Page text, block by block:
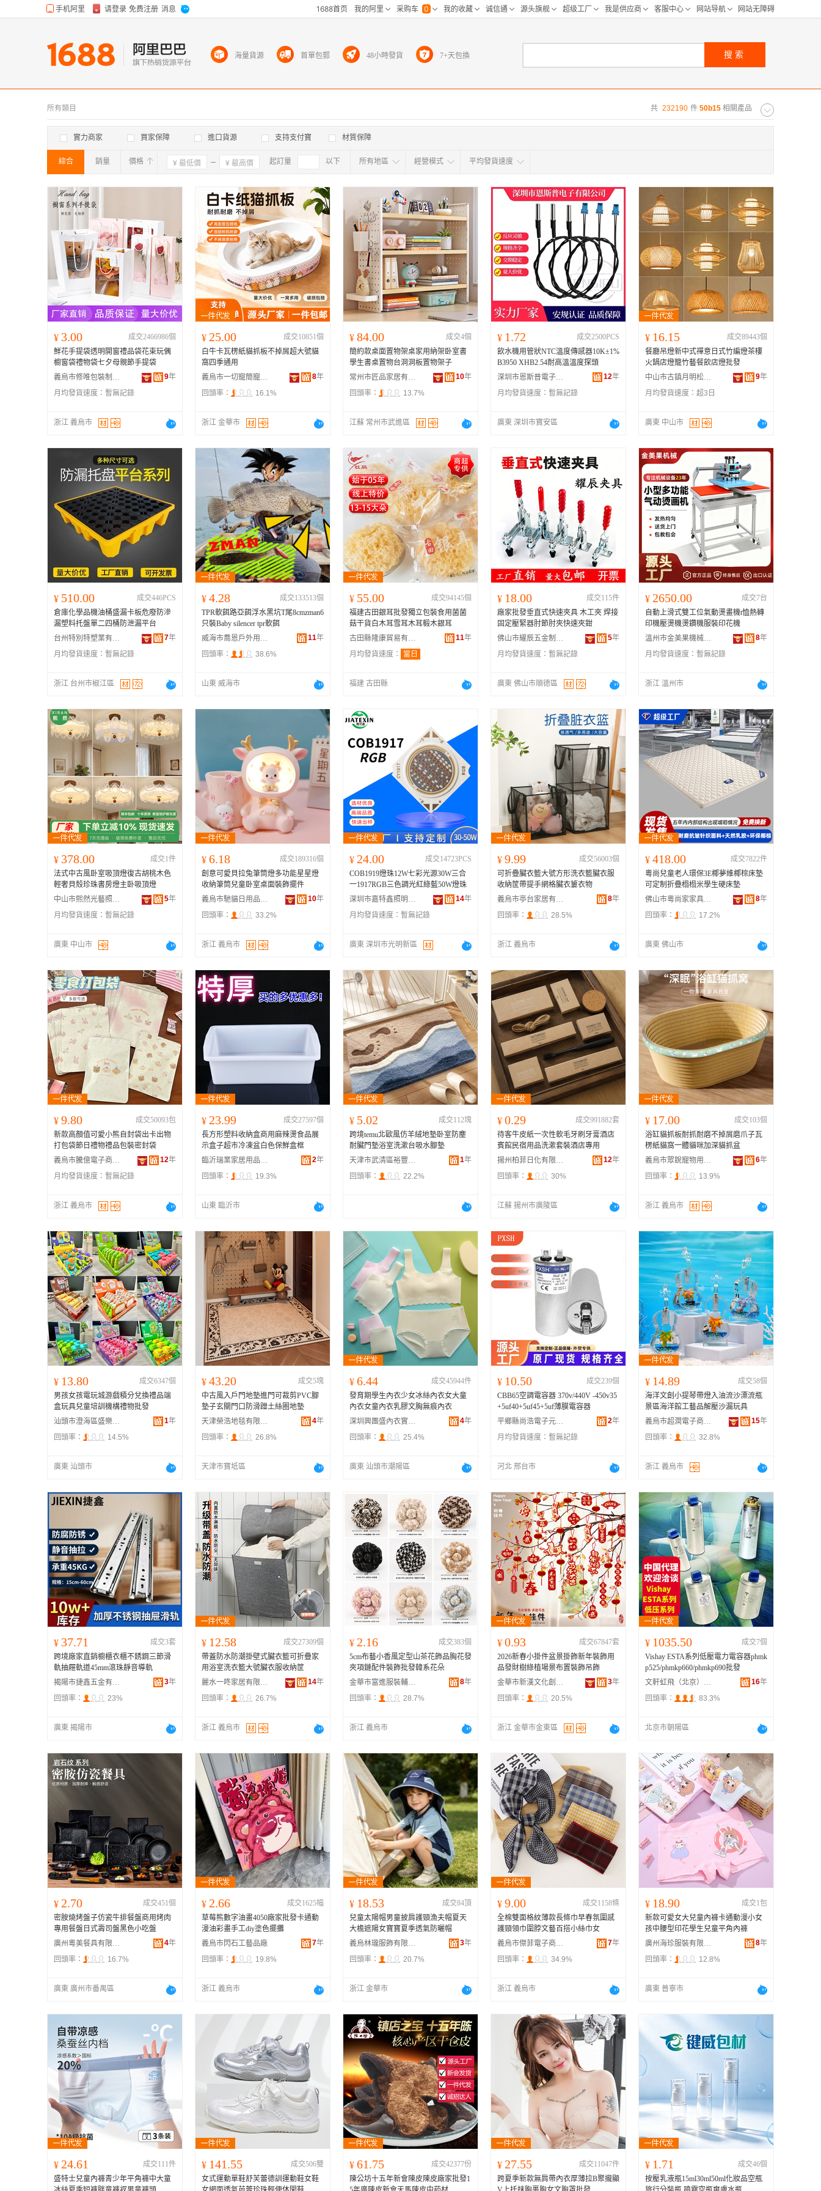
共 232190 件 50b15 相關產品
所有類目
實力商家 買家保障 進口貨源 支持支付寶 材質保障
綜合 銷量 價格 確定 起訂量 以下
確定 所有地區
所有地区 采购距离:
江浙沪 华东区 华中区 华北区
海外 北京 天津 重庆
广东 浙江 山东 河北
河南 福建 辽宁 安徽 广西
山西 海南 内蒙古 吉林 黑龙江
青海
贵州 西藏 澳门 台湾
經營模式 平均發貨速度
¥ 3.00
成交2466986個
鮮花手提袋透明開窗禮品袋花束玩偶
櫥窗袋禮物袋七夕母親節手提袋
義烏市修唯包裝制品有限公司
9年
月均發貨速度： 暫無記錄
浙江 義烏市
¥ 25.00
成交10851個
白牛卡瓦楞紙貓抓板不掉屑超大號貓
窩四季通用
義烏市一切寵簡寵物用品有限公司
8年
回頭率：
16.1%
浙江 金華市
¥ 84.00
成交4個
簡約款桌面置物架桌家用納架卧室書
學生書桌置物台洞洞板置物架子
常州市匠品家居有限公司
10年
回頭率：
13.7%
江蘇 常州市武進區
¥ 1.72
成交2500PCS
飲水機用管狀NTC溫度傳感器10K±1%
B3950 XHB2.54耐高溫溫度探頭
深圳市恩斯普電子有限公司
12年
月均發貨速度： 暫無記錄
廣東 深圳市寶安區
¥ 16.15
成交89443個
餐廳吊燈新中式禪意日式竹編燈茶樓
火鍋店燈籠竹藝餐飲店燈批發
中山市古鎮月明松燈飾門市部
9年
月均發貨速度： 超3日
廣東 中山市
¥ 510.00
成交446PCS
倉庫化學品機油桶盛漏卡板危廢防滲
漏塑料托盤單二四桶防泄漏平台
台州特別特塑業有限公司
7年
月均發貨速度： 暫無記錄
浙江 台州市椒江區
¥ 4.28
成交133513個
TPR軟餌路亞餌浮水黑坑T尾8cmzman6
只裝Baby silencer tpr軟餌
威海市喬恩戶外用品有限公司
11年
回頭率：
38.6%
山東 威海市
¥ 55.00
成交94145個
福建古田銀耳批發獨立包裝食用菌菌
菇干貨白木耳雪耳木耳椴木銀耳
古田縣隆康貿易有限公司
11年
月均發貨速度：
當日
福建 古田縣
¥ 18.00
成交115件
廠家批發垂直式快速夾具 木工夾 焊接
固定壓緊器肘節肘夾快速夾鉗
佛山市耀辰五金制品有限公司
5年
月均發貨速度： 暫無記錄
廣東 佛山市順德區
¥ 2650.00
成交7台
自動上滑式雙工位氣動燙畫機t恤熱轉
印機壓燙機燙鑽機服裝印花機
溫州市金美果機械有限公司
8年
月均發貨速度： 暫無記錄
浙江 溫州市
¥ 378.00
成交1件
法式中古風卧室吸頂燈復古胡桃木色
輕奢貝殼珍珠書房燈主卧吸頂燈
中山市熙然光藝照明有限公司
5年
月均發貨速度： 暫無記錄
廣東 中山市
¥ 6.18
成交189316個
創意可愛貝拉兔筆筒燈多功能星星燈
收納筆筒兒童卧室桌面裝飾擺件
義烏市馳貓日用品有限公司
10年
回頭率：
33.2%
浙江 義烏市
¥ 24.00
成交14723PCS
COB1919燈珠12W七彩光源30W三合
一1917RGB三色調光紅綠藍50W燈珠
深圳市嘉特鑫照明有限公司
14年
月均發貨速度： 暫無記錄
廣東 深圳市光明新區
¥ 9.99
成交56003個
可折疊臟衣籃大號方形洗衣籃臟衣服
收納筐帶提手網格臟衣簍衣物
義烏市亭台家居有限公司
8年
回頭率：
28.5%
浙江 義烏市
¥ 418.00
成交7822件
粵尚兒童老人環保3E椰夢維椰棕床墊
可定制折疊榻榻米學生硬床墊
佛山市粵尚家家具有限公司
8年
回頭率：
17.2%
廣東 佛山市
¥ 9.80
成交50093包
新款高顏值可愛小熊自封袋出卡出物
打包袋節日禮物禮品包裝密封袋
義烏市騰億電子商務有限公司
12年
月均發貨速度： 暫無記錄
浙江 義烏市
¥ 23.99
成交27597個
長方形塑料收納盒商用麻辣燙食品展
示盒子超市冷凍盆白色保鮮盒框
臨沂瑞業家居用品有限公司
2年
回頭率：
19.3%
山東 臨沂市
¥ 5.02
成交112塊
跨境temu北歐風仿羊絨地墊卧室防塵
耐臟門墊浴室洗漱台吸水腳墊
天津市武清區裕豐久盈地毯廠
1年
回頭率：
22.2%
¥ 0.29
成交991882套
待客牛皮紙一次性軟毛牙刷牙膏酒店
賓館民宿用品洗漱套裝酒店專用
揚州柏菲日化有限公司
12年
回頭率：
30%
江蘇 揚州市廣陵區
¥ 17.00
成交103個
浴缸貓抓板耐抓耐磨不掉屑磨爪子瓦
楞紙貓窩一體貓咪加深貓抓盆
義烏市眾銳寵物用品有限公司
6年
回頭率：
13.9%
浙江 義烏市
¥ 13.80
成交6347個
男孩女孩電玩城游戲積分兌換禮品端
盒玩具兒童培訓機構禮物批發
汕頭市澄海區盛樂星貿易商行
1年
回頭率：
14.5%
廣東 汕頭市
¥ 43.20
成交5塊
中古風入戶門地墊進門可裁剪PVC腳
墊子玄關門口防滑蹭土絲圈地墊
天津榮浩地毯有限公司
4年
回頭率：
26.8%
天津市寶坻區
¥ 6.44
成交45944件
發育期學生內衣少女冰絲內衣女大童
內衣女童內衣乳膠文胸無痕內衣
深圳興團盛內衣實業有限公司
4年
回頭率：
25.4%
廣東 汕頭市潮陽區
¥ 10.50
成交239個
CBB65空調電容器 370v/440V -450v35
+5uf40+5uf45+5uf薄膜電容器
平鄉縣尚浩電子元器件廠
2年
月均發貨速度： 暫無記錄
河北 邢台市
¥ 14.89
成交58個
海洋文創小提琴帶燈入油流沙漂流瓶
景區海洋館工藝品解壓沙漏玩具
義烏市超潤電子商務有限公司
15年
回頭率：
32.8%
浙江 義烏市
¥ 37.71
成交3套
跨境廠家直銷櫥櫃衣櫃不銹鋼三節滑
軌抽屜軌道45mm滾珠靜音導軌
揭陽市捷鑫五金有限公司
3年
回頭率：
23%
廣東 揭陽市
¥ 12.58
成交27309個
帶蓋防水防潮掛壁式臟衣籃可折疊家
用浴室洗衣籃大號臟衣服收納筐
麗水一咚家居有限公司
14年
回頭率：
26.7%
浙江 義烏市
¥ 2.16
成交383個
5cm布藝小香風定型山茶花飾品胸花發
夾項鏈配件裝飾批發韓系花朵
金華市富進服裝輔料有限公司
8年
回頭率：
28.7%
浙江 義烏市
¥ 0.93
成交67847套
2026新春小掛件盆景掛飾新年裝飾用
品發財樹綠植場景布置裝飾吊飾
金華市新漢文化創意有限公司
3年
回頭率：
20.5%
浙江 金華市金東區
¥ 1035.50
成交7個
Vishay ESTA系列低壓電力電容器phmk
p525/phmkp660/phmkp690批發
文軒虹飛（北京）科技有限公司
16年
回頭率：
83.3%
北京市朝陽區
¥ 2.70
成交451個
密胺燒烤盤子仿瓷牛排餐盤商用烤肉
專用餐盤日式壽司盤黑色小吃盤
廣州粵美餐具有限公司
4年
回頭率：
16.7%
廣東 廣州市番禺區
¥ 2.66
成交1625幅
草莓熊數字油畫4050廠家批發卡通動
漫油彩畫手工diy塗色擺攤
義烏市閃石工藝品廠
7年
回頭率：
19.8%
浙江 義烏市
¥ 18.53
成交84頂
兒童太陽帽男童披肩護頸漁夫帽夏天
大檐遮陽女寶寶夏季透氣防曬帽
義烏林瓏服飾有限公司
3年
回頭率：
20.7%
浙江 金華市
¥ 9.00
成交1158條
全棉雙面格紋薄款長條巾早春氛圍感
護頸領巾圍脖文藝百搭小絲巾女
義烏市傑菲電子商務有限公司
7年
回頭率：
34.9%
浙江 義烏市
¥ 18.90
成交1包
新款可愛女大兒童內褲卡通動漫小女
孩中腰型印花學生兒童平角內褲
廣州海珍服裝有限公司
8年
回頭率：
12.8%
廣東 普寧市
¥ 24.61
成交111件
盛特士兒童內褲青少年平角褲中大童
¥ 141.55
成交506雙
女式運動單鞋舒芙蕾德訓運動鞋女鞋
¥ 61.75
成交42377份
陳公坊十五年新會陳皮陳皮廠家批發1
¥ 27.55
成交11047件
跨夏季新款無肩帶內衣厚薄拉B聚攏顯
¥ 1.71
成交46個
按壓乳液瓶15ml30ml50ml化妝品空瓶
海量貨源 首單包郵 48小時發貨 7+天包換 搜索